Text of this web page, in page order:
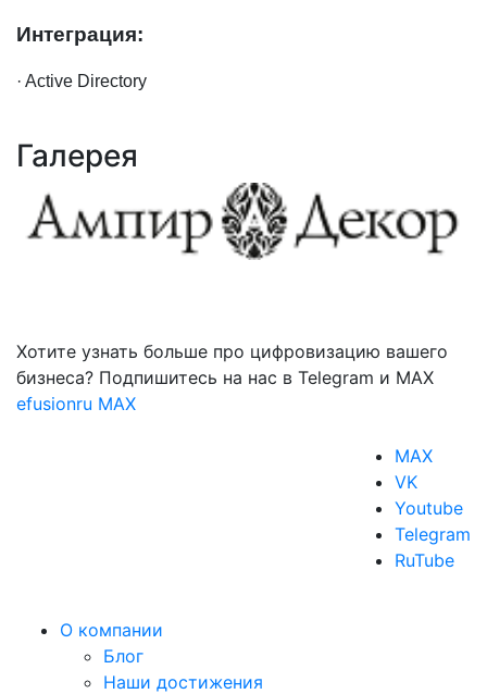
Интеграция:
· Active Directory
Галерея
Хотите узнать больше про цифровизацию вашего
бизнеса? Подпишитесь на нас в Telegram и MAX
efusionru MAX
MAX
VK
Youtube
Telegram
RuTube
О компании
Блог
Наши достижения